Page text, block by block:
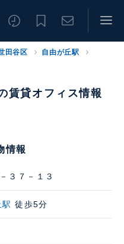
田谷区
自由が丘駅
賃貸オフィス情報
情報
３７－１３
駅 徒歩5分